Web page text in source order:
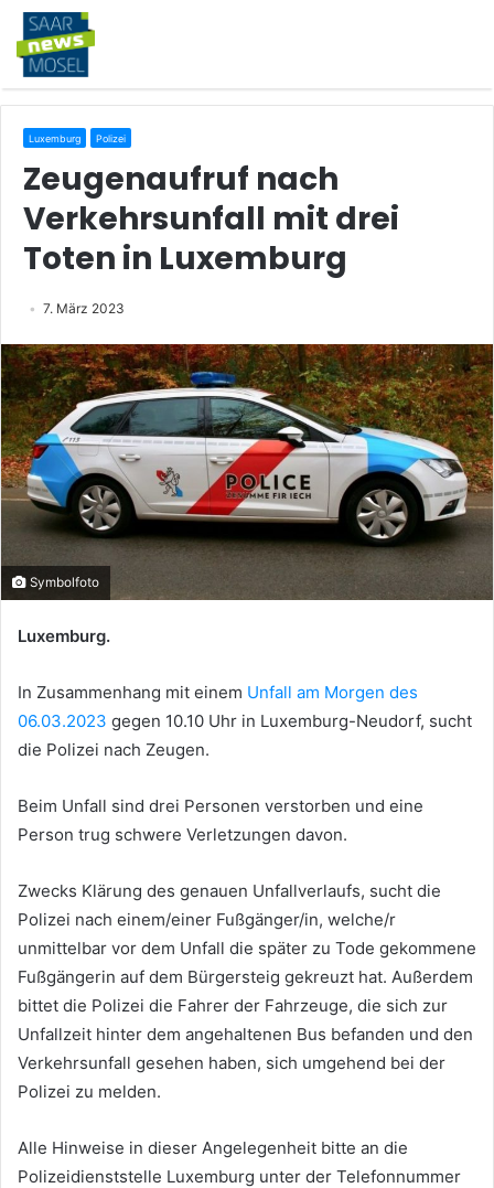
Luxemburg Polizei
Zeugenaufruf nach
Verkehrsunfall mit drei
Toten in Luxemburg
7. März 2023
Symbolfoto
Luxemburg.
In Zusammenhang mit einem Unfall am Morgen des
06.03.2023 gegen 10.10 Uhr in Luxemburg-Neudorf, sucht
die Polizei nach Zeugen.
Beim Unfall sind drei Personen verstorben und eine
Person trug schwere Verletzungen davon.
Zwecks Klärung des genauen Unfallverlaufs, sucht die
Polizei nach einem/einer Fußgänger/in, welche/r
unmittelbar vor dem Unfall die später zu Tode gekommene
Fußgängerin auf dem Bürgersteig gekreuzt hat. Außerdem
bittet die Polizei die Fahrer der Fahrzeuge, die sich zur
Unfallzeit hinter dem angehaltenen Bus befanden und den
Verkehrsunfall gesehen haben, sich umgehend bei der
Polizei zu melden.
Alle Hinweise in dieser Angelegenheit bitte an die
Polizeidienststelle Luxemburg unter der Telefonnummer